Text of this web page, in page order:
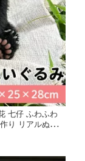
七仔 ふわふわ
り リアルぬいぐ
パンダ 本物そっ
母の日 プレゼン